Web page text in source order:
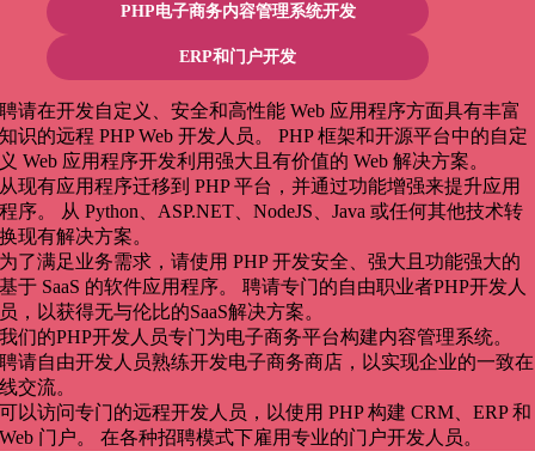
PHP电子商务内容管理系统开发
ERP和门户开发
聘请在开发自定义、安全和高性能 Web 应用程序方面具有丰富
知识的远程 PHP Web 开发人员。 PHP 框架和开源平台中的自定
义 Web 应用程序开发利用强大且有价值的 Web 解决方案。
从现有应用程序迁移到 PHP 平台，并通过功能增强来提升应用
程序。 从 Python、ASP.NET、NodeJS、Java 或任何其他技术转
换现有解决方案。
为了满足业务需求，请使用 PHP 开发安全、强大且功能强大的
基于 SaaS 的软件应用程序。 聘请专门的自由职业者PHP开发人
员，以获得无与伦比的SaaS解决方案。
我们的PHP开发人员专门为电子商务平台构建内容管理系统。
聘请自由开发人员熟练开发电子商务商店，以实现企业的一致在
线交流。
可以访问专门的远程开发人员，以使用 PHP 构建 CRM、ERP 和
Web 门户。 在各种招聘模式下雇用专业的门户开发人员。